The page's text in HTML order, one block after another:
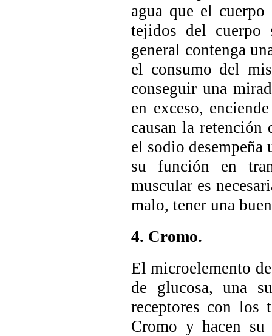
agua que el
tejidos del cuerpo
general contenga
el consumo del
conseguir una
en exceso,
causan la retención
el sodio
su función en
muscular es
malo, tener una
4. Cromo.
El microelemento
de glucosa, una
receptores con los
Cromo y hacen su